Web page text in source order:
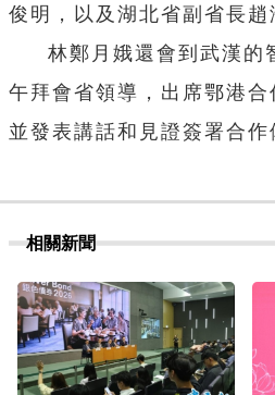
俊明，以及湖北省副省長趙
林鄭月娥還會到武漢的
午拜會省領導，出席鄂港合
並發表講話和見證簽署合作
相關新聞